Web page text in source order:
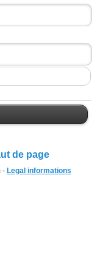
de page
- Legal informations